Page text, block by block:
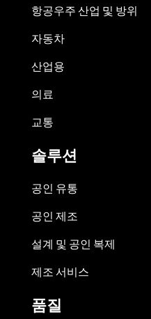
항공우주 산업 및 방위
자동차
산업용
의료
교통
솔루션
공인 유통
공인 제조
설계 및 공인 복제
제조 서비스
품질